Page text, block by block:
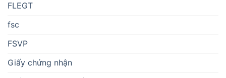
FLEGT
fsc
FSVP
Giấy chứng nhận